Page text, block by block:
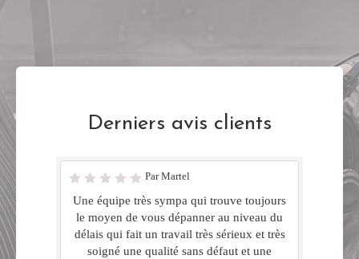
Derniers avis clients
Par Martel
Une équipe très sympa qui trouve toujours
le moyen de vous dépanner au niveau du
délais qui fait un travail très sérieux et très
soigné une qualité sans défaut et une